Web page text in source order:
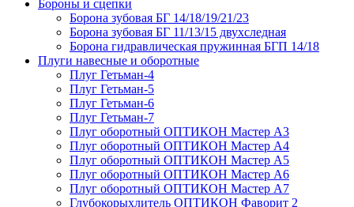
Бороны и сцепки
Борона зубовая БГ 14/18/19/21/23
Борона зубовая БГ 11/13/15 двухследная
Борона гидравлическая пружинная БГП 14/18
Плуги навесные и оборотные
Плуг Гетьман-4
Плуг Гетьман-5
Плуг Гетьман-6
Плуг Гетьман-7
Плуг оборотный ОПТИКОН Мастер А3
Плуг оборотный ОПТИКОН Мастер А4
Плуг оборотный ОПТИКОН Мастер А5
Плуг оборотный ОПТИКОН Мастер А6
Плуг оборотный ОПТИКОН Мастер А7
Глубокорыхлитель ОПТИКОН Фаворит 2